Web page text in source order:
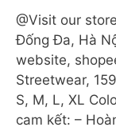
@Visit our
Đống Đa, Hà
website,
Streetwear,
S, M, L, XL
cam kết: –